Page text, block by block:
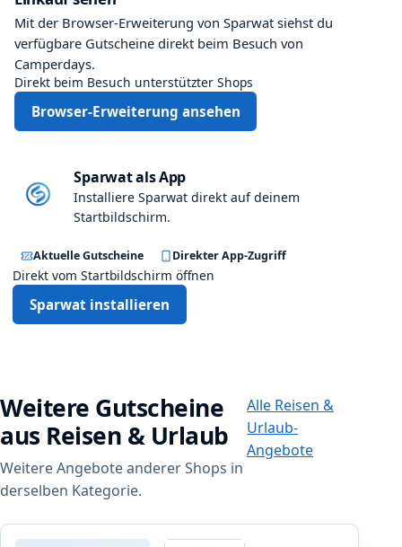
Mit der Browser-Erweiterung von Sparwat siehst du
verfügbare Gutscheine direkt beim Besuch von
Camperdays.
Direkt beim Besuch unterstützter Shops
Browser-Erweiterung ansehen
Sparwat als App
Installiere Sparwat direkt auf deinem
Startbildschirm.
Aktuelle Gutscheine Direkter App-Zugriff
Direkt vom Startbildschirm öffnen
Sparwat installieren
Weitere Gutscheine
aus Reisen & Urlaub
Weitere Angebote anderer Shops in
derselben Kategorie.
Alle Reisen &
Urlaub-
Angebote